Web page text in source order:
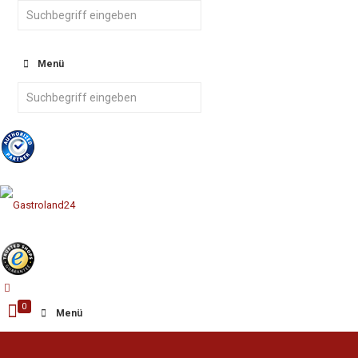
Menü
0
Menü